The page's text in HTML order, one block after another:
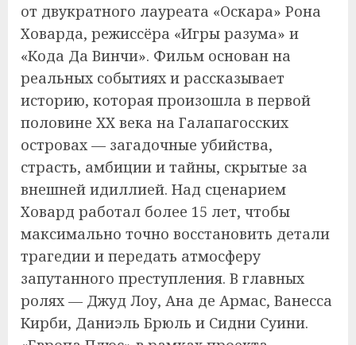
от двукратного лауреата «Оскара» Рона
Ховарда, режиссёра «Игры разума» и
«Кода Да Винчи». Фильм основан на
реальных событиях и рассказывает
историю, которая произошла в первой
половине XX века на Галапагосских
островах — загадочные убийства,
страсть, амбиции и тайны, скрытые за
внешней идиллией. Над сценарием
Ховард работал более 15 лет, чтобы
максимально точно восстановить детали
трагедии и передать атмосферу
запутанного преступления. В главных
ролях — Джуд Лоу, Ана де Армас, Ванесса
Кирби, Даниэль Брюль и Сидни Суини.